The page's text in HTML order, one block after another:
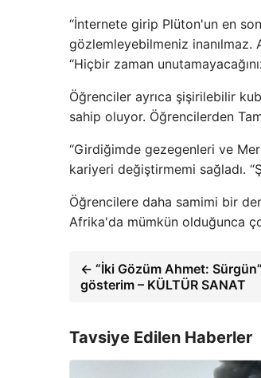
“İnternete girip Plüton'un en
gözlemleyebilmeniz
“Hiçbir zaman
Öğrenciler ayrıca şişirilebilir
sahip oluyor. Öğrencilerden
“Girdiğimde gezegenleri ve
kariyeri değiştirmemi sağladı.
Öğrencilere daha samimi bir
Afrika'da mümkün olduğunca
← “İki Gözüm Ahmet:
gösterim – KÜLTÜR SANAT
Tavsiye Edilen Haberler